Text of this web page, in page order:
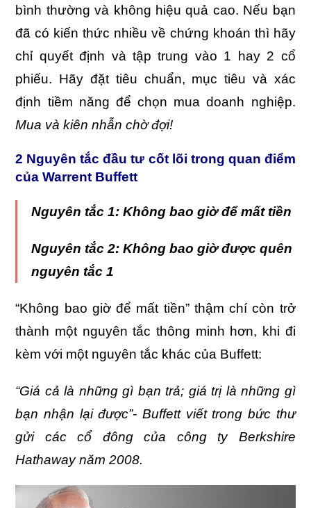
bình thường và không hiệu quả cao. Nếu bạn
đã có kiến thức nhiều về chứng khoán thì hãy
chỉ quyết định và tập trung vào 1 hay 2 cổ
phiếu. Hãy đặt tiêu chuẩn, mục tiêu và xác
định tiềm năng để chọn mua doanh nghiệp.
Mua và kiên nhẫn chờ đợi!
2 Nguyên tắc đầu tư cốt lõi trong quan điểm
của Warrent Buffett
Nguyên tắc 1: Không bao giờ để mất tiền
Nguyên tắc 2: Không bao giờ được quên
nguyên tắc 1
“Không bao giờ để mất tiền” thậm chí còn trở
thành một nguyên tắc thông minh hơn, khi đi
kèm với một nguyên tắc khác của Buffett:
“Giá cả là những gì bạn trả; giá trị là những gì
bạn nhận lại được”- Buffett viết trong bức thư
gửi các cổ đông của công ty Berkshire
Hathaway năm 2008.